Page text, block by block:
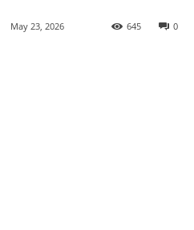
May 23, 2026 0
645